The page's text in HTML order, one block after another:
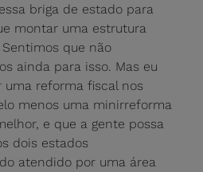
briga de estado para
montar uma estrutura
que não
ainda para isso. Mas eu
uma reforma fiscal nos
menos uma minirreforma
e que a gente possa
dois estados
atendido por uma área